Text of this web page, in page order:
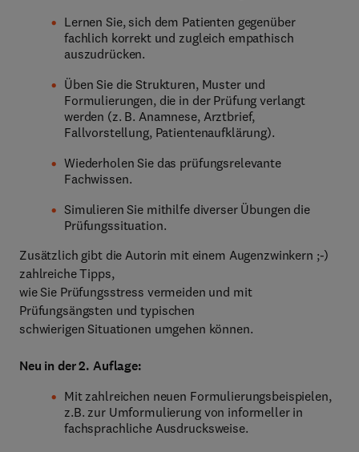
Lernen Sie, sich dem Patienten gegenüber
fachlich korrekt und zugleich empathisch
auszudrücken.
Üben Sie die Strukturen, Muster und
Formulierungen, die in der Prüfung verlangt
werden (z. B. Anamnese, Arztbrief,
Fallvorstellung, Patientenaufklärung).
Wiederholen Sie das prüfungsrelevante
Fachwissen.
Simulieren Sie mithilfe diverser Übungen die
Prüfungssituation.
Zusätzlich gibt die Autorin mit einem Augenzwinkern ;-)
zahlreiche Tipps,
wie Sie Prüfungsstress vermeiden und mit
Prüfungsängsten und typischen
schwierigen Situationen umgehen können.
Neu in der 2. Auflage:
Mit zahlreichen neuen Formulierungsbeispielen,
z.B. zur Umformulierung von informeller in
fachsprachliche Ausdrucksweise.